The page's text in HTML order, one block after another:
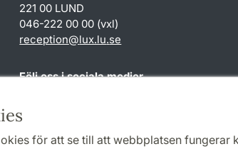
för att se till att webbplatsen
221 00 LUND
046-222 00 00 (vxl)
reception@lux.lu.se
Följ oss i sociala medier